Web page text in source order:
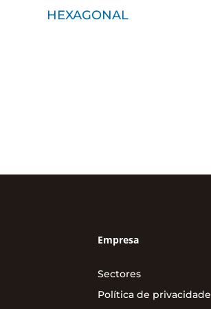
HEXAGONAL
Empresa
Sectores
Política de privacidade